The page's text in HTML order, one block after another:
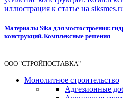
Материалы Sika для мостостроения:
конструкций. Комплексные решения
ООО "СТРОЙПОСТАВКА"
Монолитное строительство
Адгезионные